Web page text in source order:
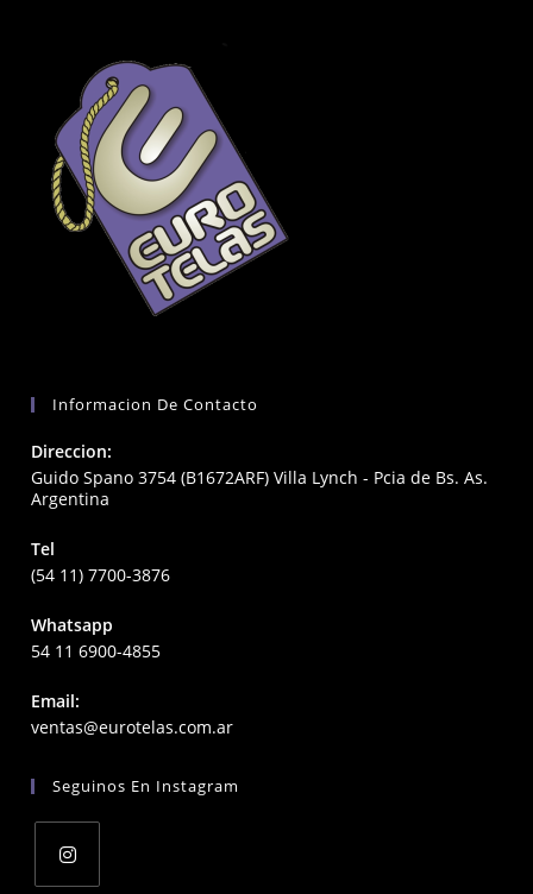
Informacion De Contacto
Direccion:
Guido Spano 3754 (B1672ARF) Villa Lynch - Pcia de Bs. As.
Argentina
Tel
(54 11) 7700-3876
Whatsapp
54 11 6900-4855
Email:
ventas@eurotelas.com.arOpens
application
Seguinos En Instagram